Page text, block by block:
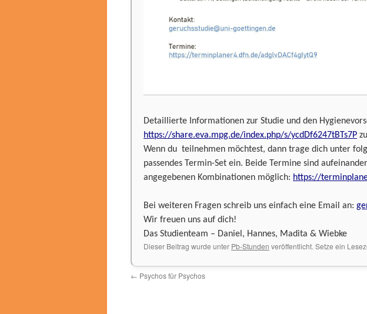
Detaillierte Informationen zur Studie und den
https://share.eva.mpg.de/index.php/s/ycdDf6247tBTs7P
Wenn du teilnehmen möchtest, dann trage dich unter
passendes Termin-Set ein. Beide Termine sind
angegebenen Kombinationen möglich: https://
Bei weiteren Fragen schreib uns einfach eine Email an:
Wir freuen uns auf dich!
Das Studienteam – Daniel, Hannes, Madita & Wiebke
Dieser Beitrag wurde unter Pb-Stunden veröffentlicht. Setze ein
← Psychos für Psychos